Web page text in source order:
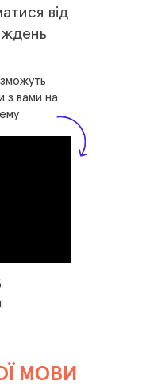
від
з вами на
МОВИ